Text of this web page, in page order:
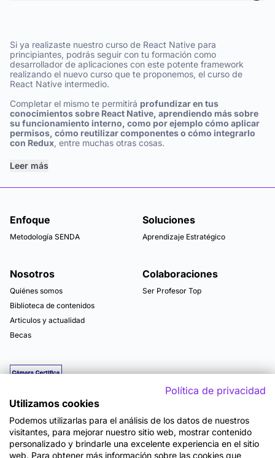
Si ya realizaste nuestro curso de React Native para
principiantes, podrás seguir con tu formación como
desarrollador de aplicaciones con este potente framework
realizando el nuevo curso que te proponemos, el curso de
React Native intermedio.
Completar el mismo te permitirá profundizar en tus
conocimientos sobre React Native, aprendiendo más sobre
su funcionamiento interno, como por ejemplo cómo aplicar
permisos, cómo reutilizar componentes o cómo integrarlo
con Redux, entre muchas otras cosas.
Leer más
Enfoque
Metodología SENDA
Soluciones
Aprendizaje Estratégico
Nosotros
Quiénes somos
Biblioteca de contenidos
Articulos y actualidad
Becas
Colaboraciones
Ser Profesor Top
Política de privacidad
Utilizamos cookies
Podemos utilizarlas para el análisis de los datos de nuestros
visitantes, para mejorar nuestro sitio web, mostrar contenido
personalizado y brindarle una excelente experiencia en el sitio
web. Para obtener más información sobre las cookies que